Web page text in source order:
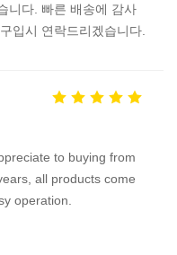
니다. 빠른 배송에 감사
입시 연락드리겠습니다.
to buying from
all products come
operation.